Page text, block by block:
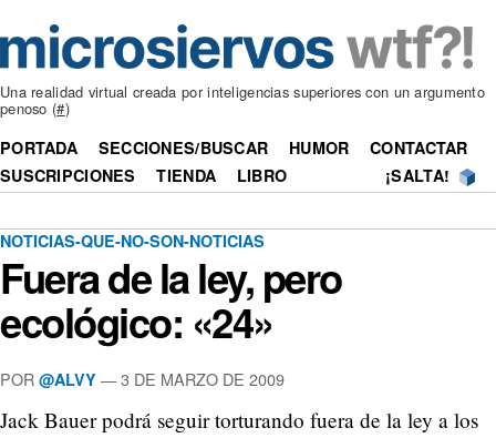
Una realidad virtual creada por inteligencias superiores con un argumento
penoso (#)
PORTADA SECCIONES/BUSCAR HUMOR
CONTACTAR
SUSCRIPCIONES
TIENDA LIBRO ¡SALTA!
NOTICIAS-QUE-NO-SON-NOTICIAS
Fuera de la ley, pero
ecológico: «24»
POR @ALVY —3 DE MARZO DE 2009
Jack Bauer podrá seguir torturando fuera de la ley a los